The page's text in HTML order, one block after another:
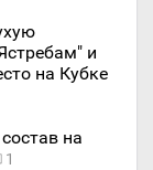
и
на Кубке
на
1